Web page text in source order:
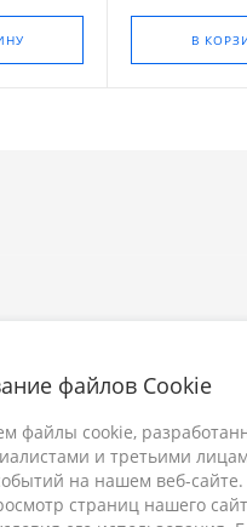
файлов Cookie
файлы cookie,
и третьими
на нашем веб-сайте.
страниц нашего
В